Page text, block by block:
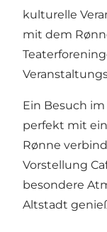
kulturelle
mit dem
Ein Besuch
perfekt mit
Rønne
Vorstellung
besondere
Altstadt